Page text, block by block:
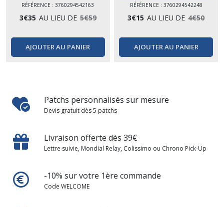
RÉFÉRENCE : 3760294542163
3€35 AU LIEU DE 5€59
AJOUTER AU PANIER
RÉFÉRENCE : 3760294542248
3€15 AU LIEU DE 4€50
AJOUTER AU PANIER
Patchs personnalisés sur mesure
Devis gratuit dès 5 patchs
Livraison offerte dès 39€
Lettre suivie, Mondial Relay, Colissimo ou Chrono Pick-Up
-10% sur votre 1ère commande
Code WELCOME